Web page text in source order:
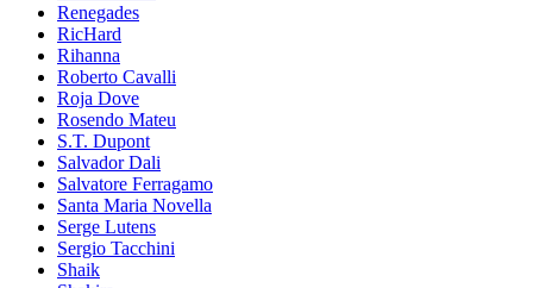
Renegades
RicHard
Rihanna
Roberto Cavalli
Roja Dove
Rosendo Mateu
S.T. Dupont
Salvador Dali
Salvatore Ferragamo
Santa Maria Novella
Serge Lutens
Sergio Tacchini
Shaik